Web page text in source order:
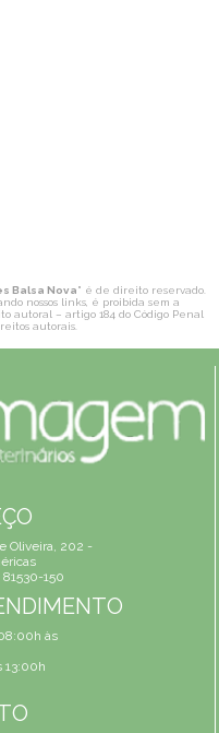
Balsa Nova" é de direito reservado.
nossos links, é proibida sem a
autoral – artigo 184 do Código Penal
autorais
Oliveira, 202 -
150
às
13:00h